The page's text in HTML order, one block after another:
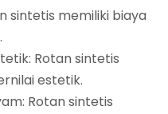
sintetis memiliki biaya
Rotan sintetis
estetik.
Rotan sintetis